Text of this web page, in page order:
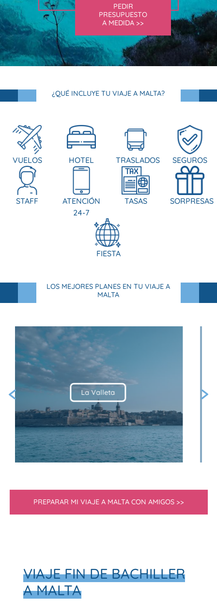
PEDIR
PRESUPUESTO
A MEDIDA >>
¿QUÉ INCLUYE TU VIAJE A MALTA?
VUELOS HOTEL TRASLADOS SEGUROS
STAFF
ATENCIÓN
24-7
TASAS SORPRESAS
FIESTA
LOS MEJORES PLANES EN TU VIAJE A
MALTA
Mdina & Rabat
Previous
PREPARAR MI VIAJE A MALTA CON AMIGOS >>
VIAJE FIN DE BACHILLER
A MALTA